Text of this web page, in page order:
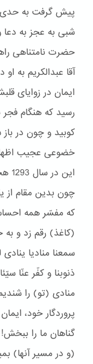
پیش گرفت به حدی
شبی به عجز به دعا
حضرت نامتناهی
آقا عبدالکریم به
ایمان در زوایای
رسید که هنگام فجر
کوبید و چون در باز
خضوعی عجیب
چون بدین مقام از
که مفسّر همه
(کاغذ) رقم زد و به
سمعنا منادیا ینادی
ذنوبنا و کفّر عنّا
منادی (تو) را
پروردگار خود،
گناهان ما را
(و در مسیر آنها)